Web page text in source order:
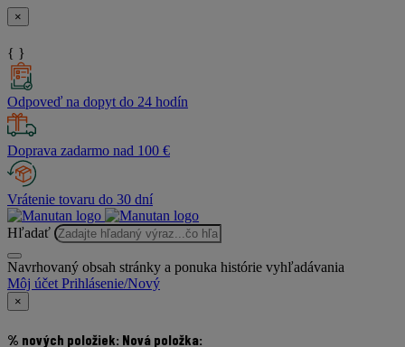
×
{ }
Odpoveď na dopyt do 24 hodín
Doprava zadarmo nad 100 €
Vrátenie tovaru do 30 dní
Hľadať
Navrhovaný obsah stránky a ponuka histórie vyhľadávania
Môj účet Prihlásenie/Nový
×
% nových položiek: Nová položka: